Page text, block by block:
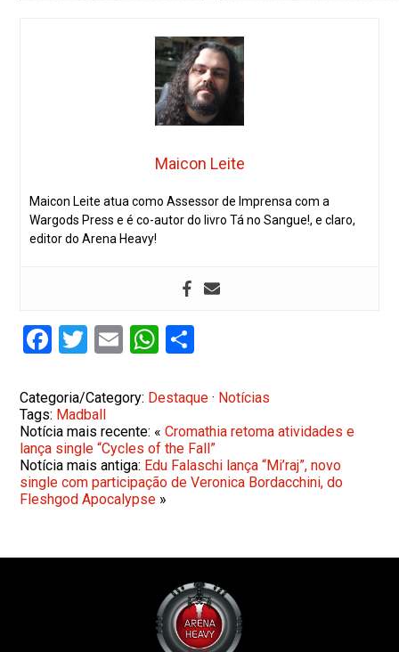
Maicon Leite
Maicon Leite atua como Assessor de Imprensa com a
Wargods Press e é co-autor do livro Tá no Sangue!, e claro,
editor do Arena Heavy!
Facebook
Twitter
EmailWhatsApp
Categoria/Category: Destaque · Notícias
Tags: Madball
Notícia mais recente: «Cromathia retoma atividades e
lança single “Cycles of the Fall”
Notícia mais antiga: Edu Falaschi lança “Mi’raj”, novo
single com participação de Veronica Bordacchini, do
Fleshgod Apocalypse »